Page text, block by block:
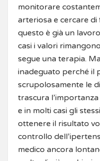
monitorare
arteriosa e cercare di
questo è già un
casi i valori
segue una terapia.
inadeguato perché il
scrupolosamente le
trascura
e in molti casi gli
ottenere il risultato
controllo
medico ancora